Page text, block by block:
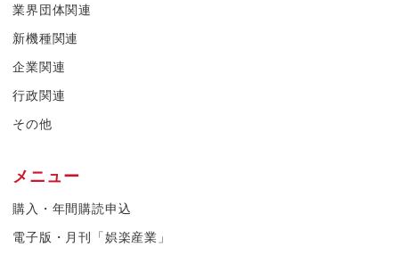
業界団体関連
新機種関連
企業関連
行政関連
その他
メニュー
購入・年間購読申込
電子版・月刊「娯楽産業」